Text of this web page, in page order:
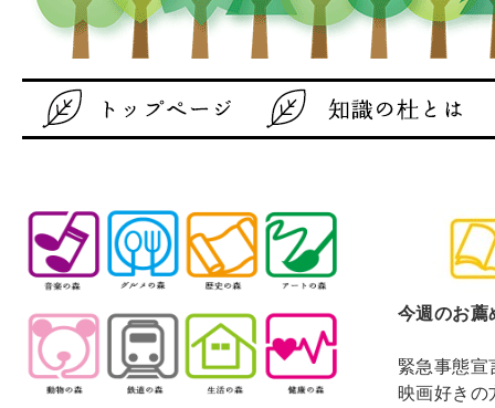
今週のお
緊急事態宣
映画好きの